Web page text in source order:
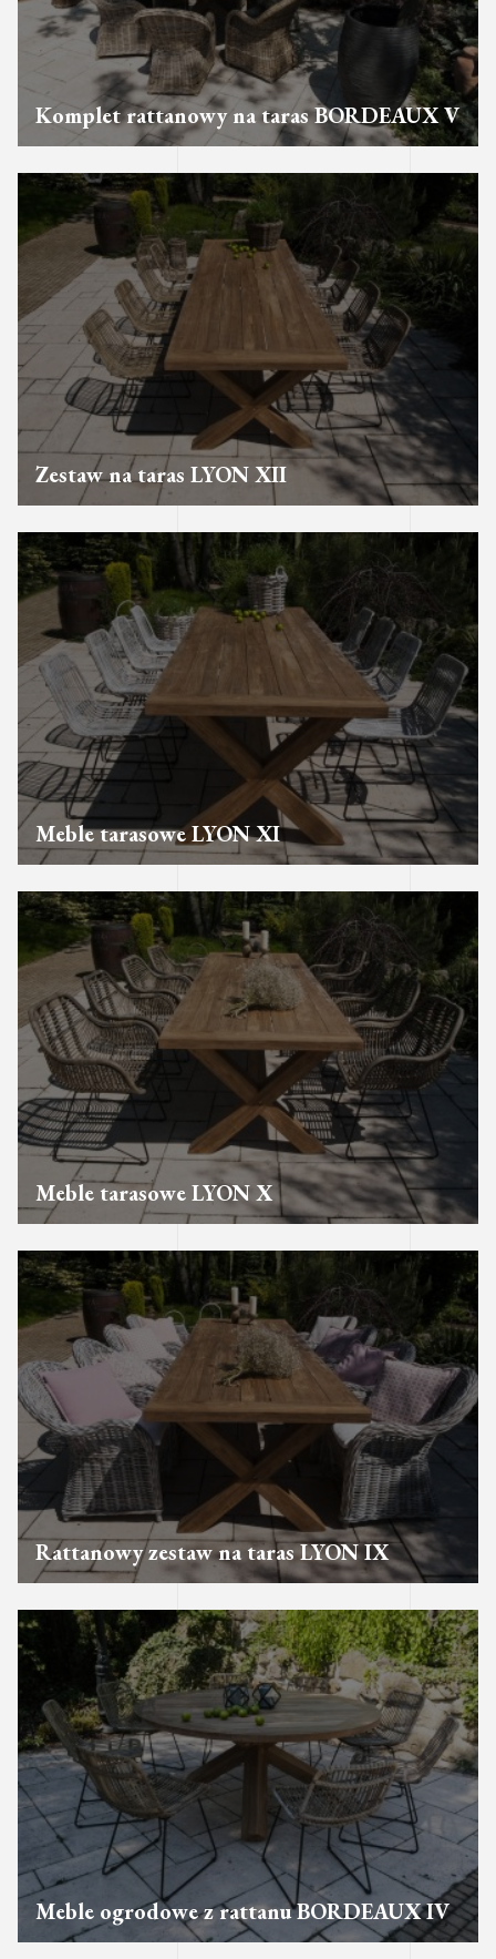
Komplet rattanowy na taras BORDEAUX V
Zestaw na taras LYON XII
Meble tarasowe LYON XI
Meble tarasowe LYON X
Rattanowy zestaw na taras LYON IX
Meble ogrodowe z rattanu BORDEAUX IV